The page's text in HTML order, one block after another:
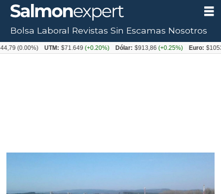
Bolsa Laboral Revistas Sin Escamas Nosotros
UTM: $71.649(+0.20%) Dólar: $913,86(+0.25%) Euro: $1053,08 (-